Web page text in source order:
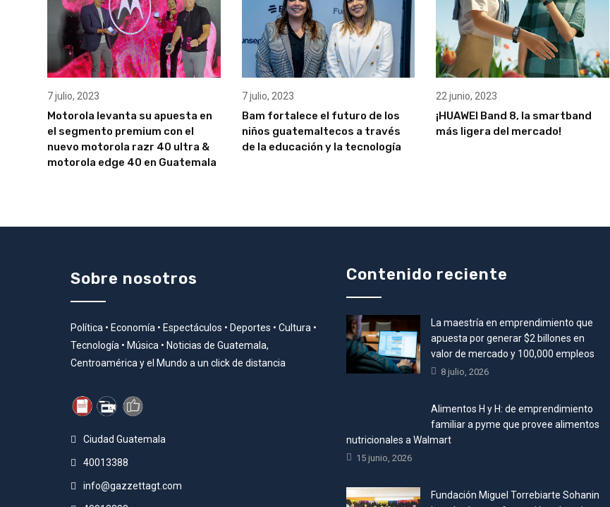
7 julio, 2023
Motorola levanta su apuesta en
el segmento premium con el
nuevo motorola razr 40 ultra &
motorola edge 40 en Guatemala
7 julio, 2023
Bam fortalece el futuro de los
niños guatemaltecos a través
de la educación y la tecnología
22 junio, 2023
¡HUAWEI Band 8, la smartband
más ligera del mercado!
Sobre nosotros
Política • Economía • Espectáculos • Deportes • Cultura •
Tecnología • Música • Noticias de Guatemala,
Centroamérica y el Mundo a un click de distancia
Ciudad Guatemala
40013388
info@gazzettagt.com
Contenido reciente
La maestría en emprendimiento que
apuesta por generar $2 billones en
valor de mercado y 100,000 empleos
8 julio, 2026
Alimentos H y H: de emprendimiento
familiar a pyme que provee alimentos
nutricionales a Walmart
15 junio, 2026
Fundación Miguel Torrebiarte Sohanin